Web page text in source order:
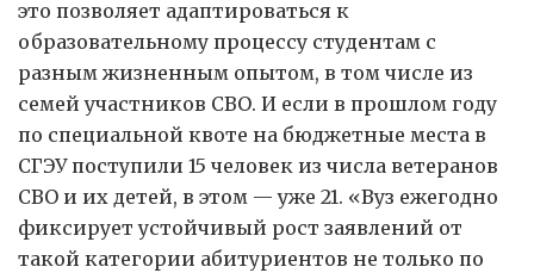
это позволяет адаптироваться к
образовательному процессу студентам с
разным жизненным опытом, в том числе из
семей участников СВО. И если в прошлом году
по специальной квоте на бюджетные места в
СГЭУ поступили 15 человек из числа ветеранов
СВО и их детей, в этом — уже 21. «Вуз ежегодно
фиксирует устойчивый рост заявлений от
такой категории абитуриентов не только по